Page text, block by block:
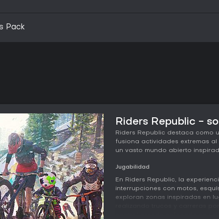
Pack
Riders Republic -
Riders Republic destaca como
fusiona actividades extremas
un vasto mundo abierto
Jugabilidad
En Riders Republic, la
interrupciones con motos,
exploran zonas inspiradas en